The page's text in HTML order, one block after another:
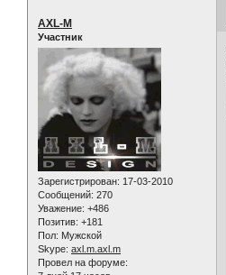
AXL-M
Участник
Зарегистрирован: 17-03-2010
Сообщений: 270
Уважение: +486
Позитив: +181
Пол: Мужской
Skype: axl.m.axl.m
Провел на форуме: